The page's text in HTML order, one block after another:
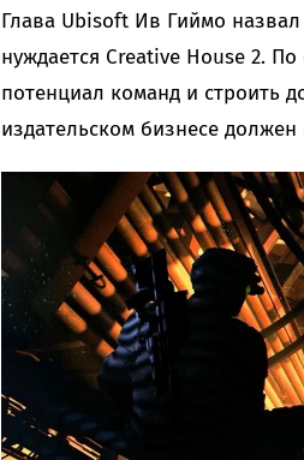
Глава Ubisoft Ив Гиймо
нуждается Creative House 2.
потенциал команд и строить
издательском бизнесе